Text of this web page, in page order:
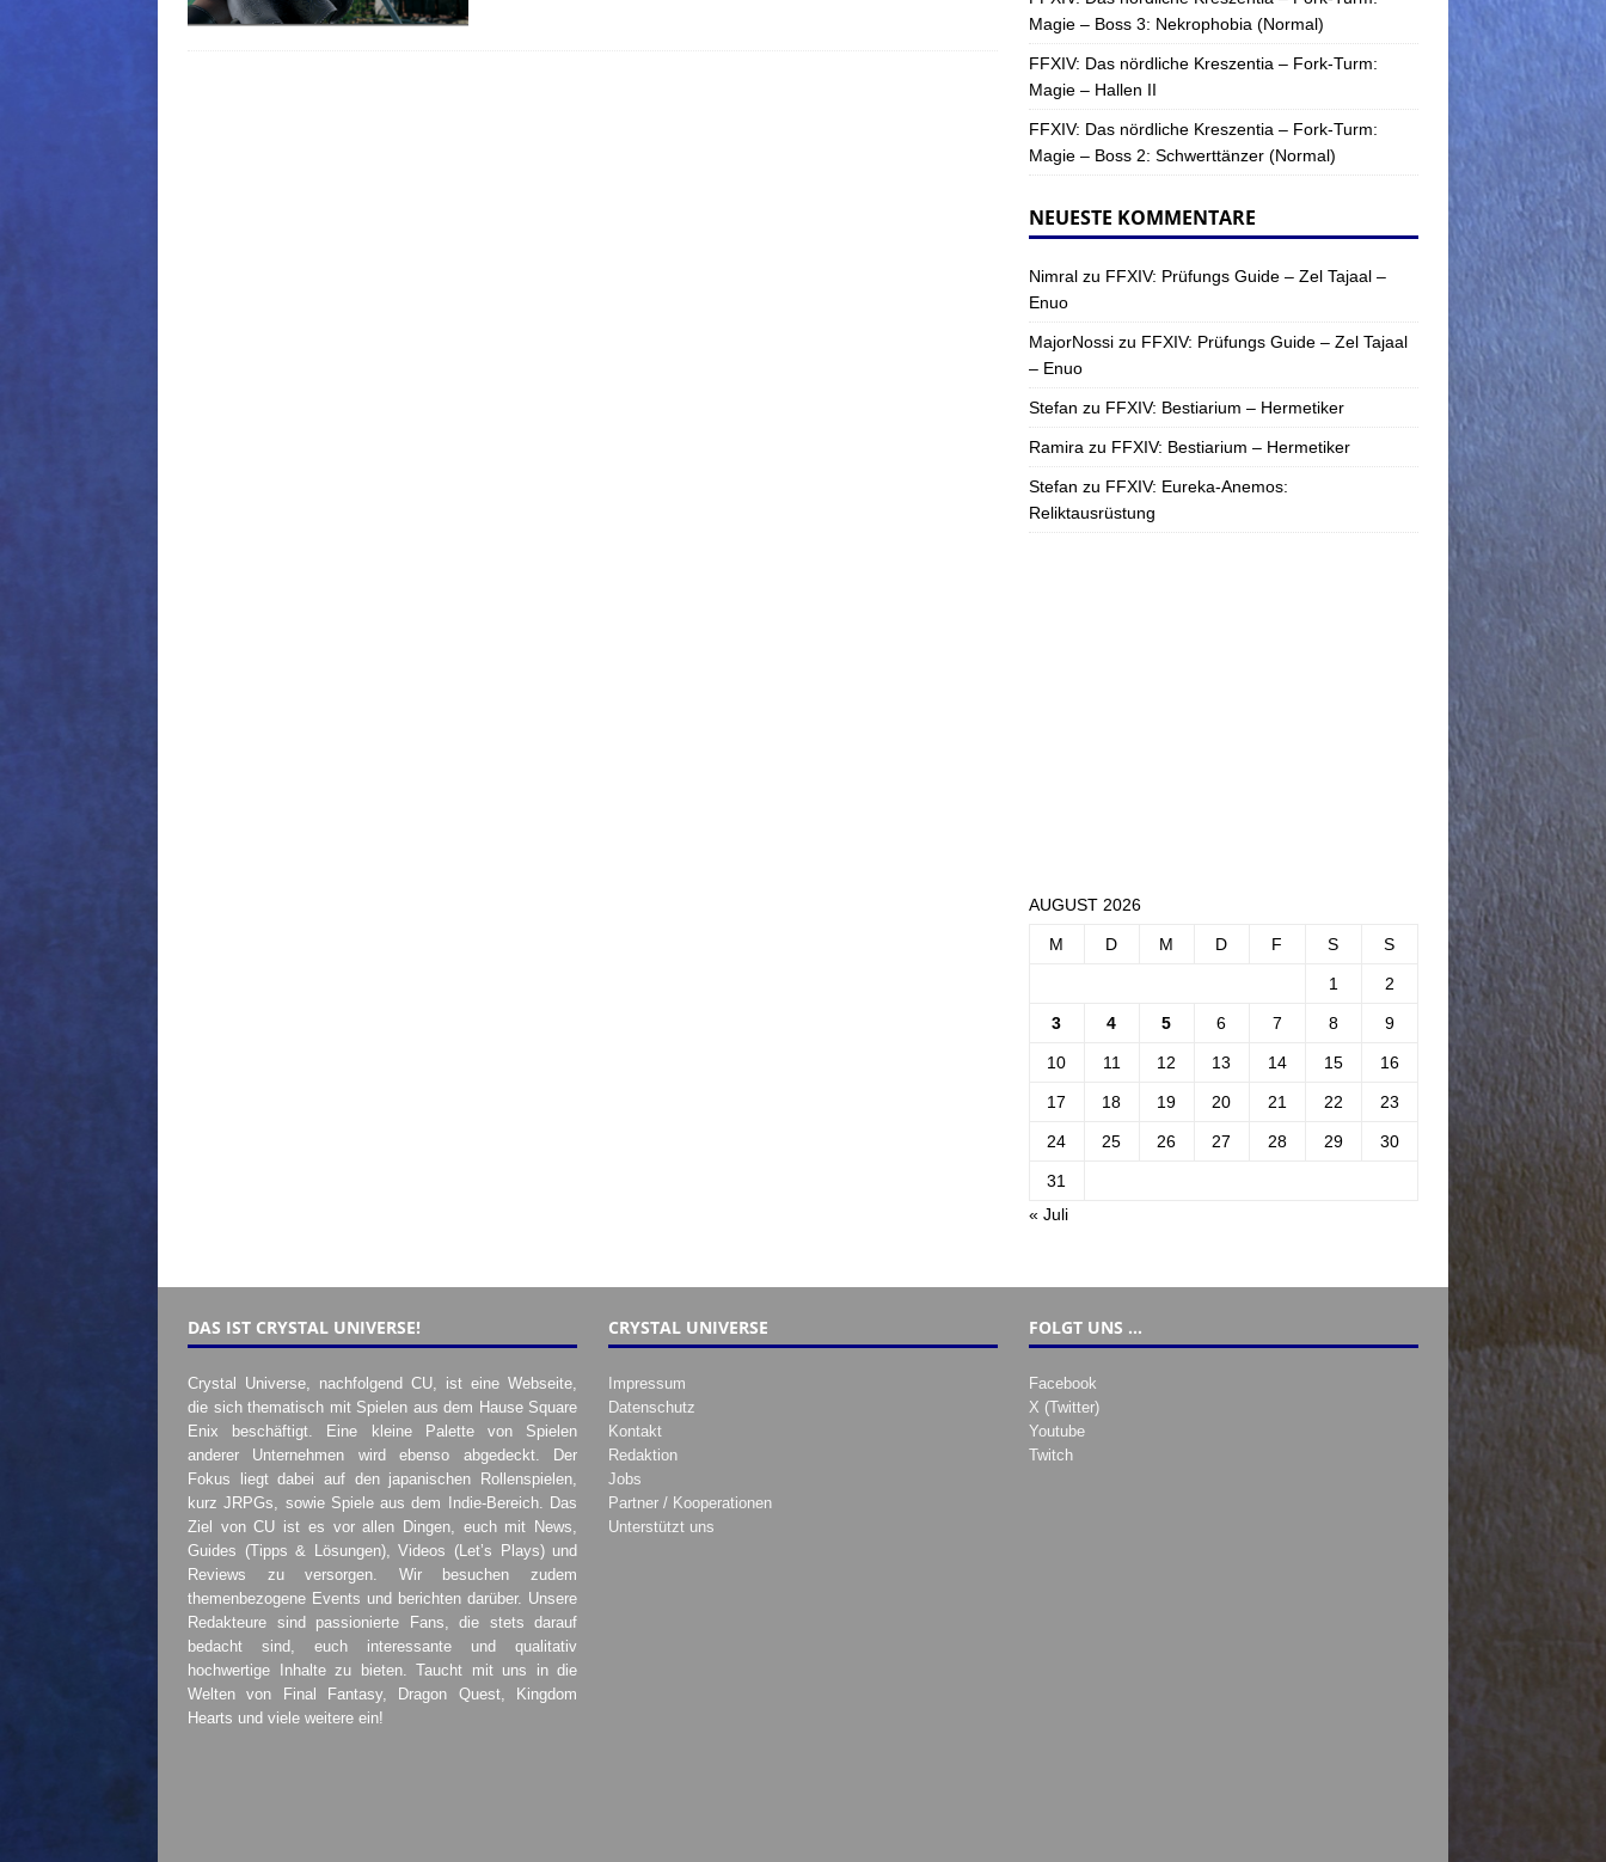
Magie – Boss 3: Nekrophobia (Normal)
FFXIV: Das nördliche Kreszentia – Fork-Turm:
Magie – Hallen II
FFXIV: Das nördliche Kreszentia – Fork-Turm:
Magie – Boss 2: Schwerttänzer (Normal)
NEUESTE KOMMENTARE
Nimralzu FFXIV: Prüfungs Guide – Zel Tajaal –
Enuo
MajorNossizu FFXIV: Prüfungs Guide – Zel Tajaal
– Enuo
Stefan zu FFXIV: Bestiarium – Hermetiker
Ramira zu FFXIV: Bestiarium – Hermetiker
Stefan zu FFXIV: Eureka-Anemos:
Reliktausrüstung
AUGUST 2026
M D M D F S S
1 2
3 4 5 6 7 8 9
10 11 12 13 14 15 16
17 18 19 20 21 22 23
24 25 26 27 28 29 30
31
« Juli
DAS IST CRYSTAL UNIVERSE!
Crystal Universe, nachfolgend CU, ist eine Webseite,
die sich thematisch mit Spielen aus dem Hause Square
Enix beschäftigt. Eine kleine Palette von Spielen
anderer Unternehmen wird ebenso abgedeckt. Der
Fokus liegt dabei auf den japanischen Rollenspielen,
kurz JRPGs, sowie Spiele aus dem Indie-Bereich. Das
Ziel von CU ist es vor allen Dingen, euch mit News,
Guides (Tipps & Lösungen), Videos (Let’s Plays) und
Reviews zu versorgen. Wir besuchen zudem
themenbezogene Events und berichten darüber. Unsere
Redakteure sind passionierte Fans, die stets darauf
bedacht sind, euch interessante und qualitativ
hochwertige Inhalte zu bieten. Taucht mit uns in die
Welten von Final Fantasy, Dragon Quest, Kingdom
Hearts und viele weitere ein!
CRYSTAL UNIVERSE
Impressum
Datenschutz
Kontakt
Redaktion
Jobs
Partner / Kooperationen
Unterstützt uns
FOLGT UNS …
Facebook
X (Twitter)
Youtube
Twitch